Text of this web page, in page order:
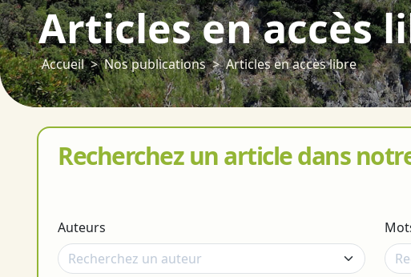
Articles en accès
Accueil Nos publications Articles en accès libre
Recherchez un article dans
Auteurs